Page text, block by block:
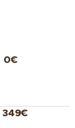
0€
349€